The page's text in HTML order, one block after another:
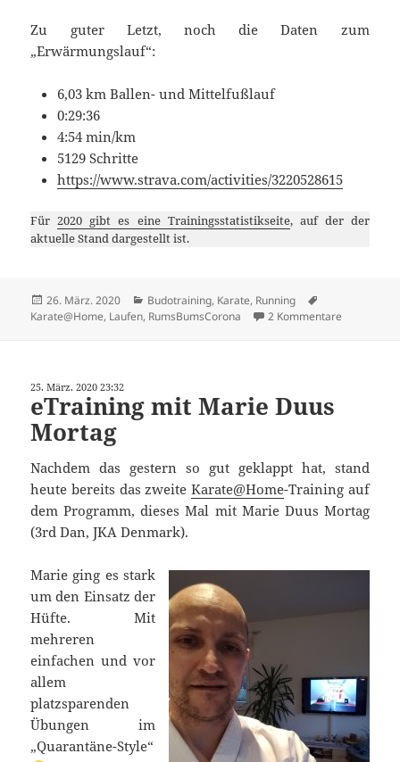
Zu guter Letzt, noch die Daten zum
„Erwärmungslauf“:
6,03 km Ballen- und Mittelfußlauf
0:29:36
4:54 min/km
5129 Schritte
https://www.strava.com/activities/3220528615
Für 2020 gibt es eine Trainingsstatistikseite, auf der der
aktuelle Stand dargestellt ist.
Veröffentlicht
am
26. März. 2020 Kategorien
Budotraining, Karate, Running
Karate@Home, Laufen, RumsBumsCorona 2 Kommentare
25. März. 2020 23:32
eTraining mit Marie Duus
Mortag
Nachdem das gestern so gut geklappt hat, stand
heute bereits das zweite Karate@Home-Training auf
dem Programm, dieses Mal mit Marie Duus Mortag
(3rd Dan, JKA Denmark).
Marie ging es stark
um den Einsatz der
Hüfte. Mit
mehreren
einfachen und vor
allem
platzsparenden
Übungen im
„Quarantäne-Style“